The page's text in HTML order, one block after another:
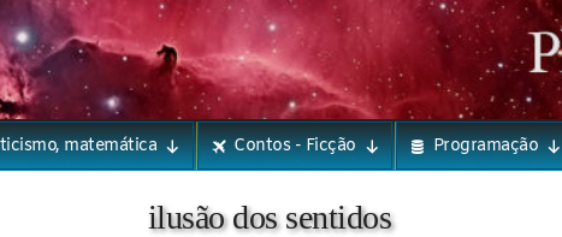
matemática Contos - Ficção Programação
ilusão dos sentidos